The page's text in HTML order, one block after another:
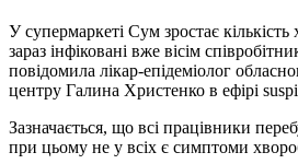
У супермаркеті Сум зростає
зараз інфіковані вже вісім
повідомила лікар-епідеміолог
центру Галина Христенко в ефірі
Зазначається, що всі працівники
при цьому не у всіх є симптоми